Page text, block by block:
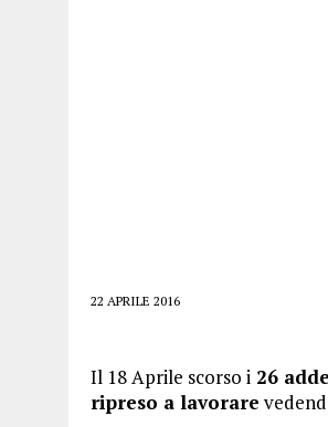
22 APRILE 2016
Il 18 Aprile scorso i 26
ripreso a lavorare